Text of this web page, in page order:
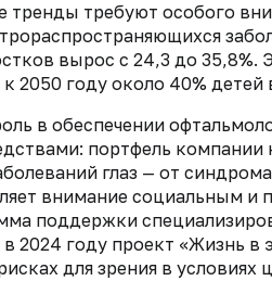
тренды требуют особого
вырос с 24,3 до 35,8%.
к 2050 году около 40%
в обеспечении
портфель компании
глаз — от
внимание социальным и
поддержки
2024 году проект «Жизнь
для зрения в условиях